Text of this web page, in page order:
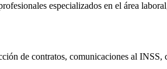
especializados en el área
de contratos, comunicaciones al INSS,